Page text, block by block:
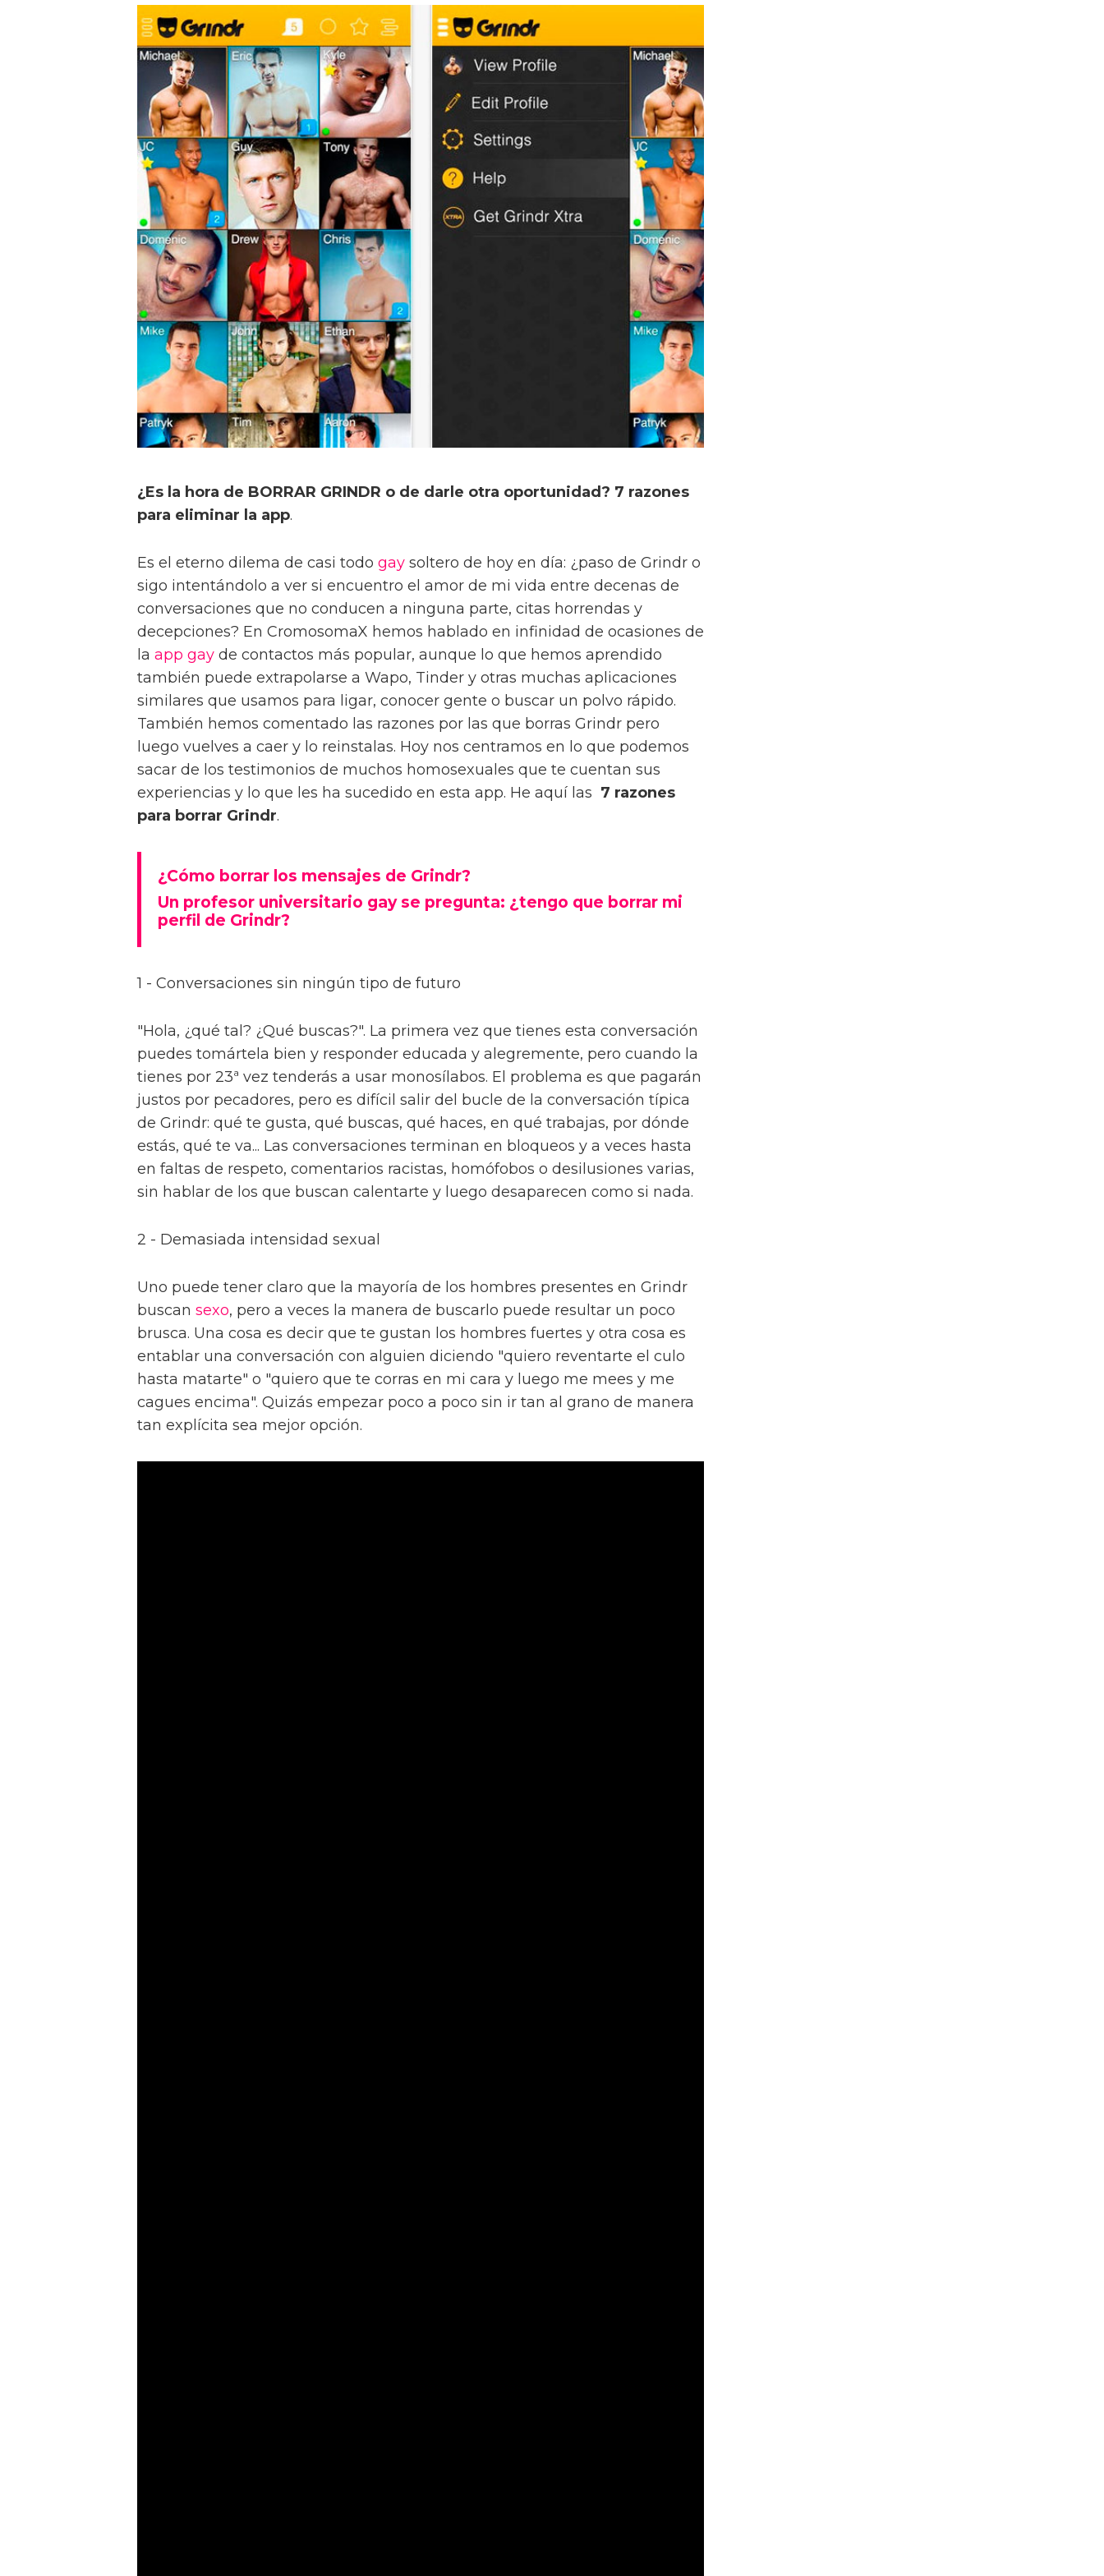
¿Es la hora de BORRAR GRINDR o de darle otra oportunidad? 7 razones
para eliminar la app.
Es el eterno dilema de casi todo gay soltero de hoy en día: ¿paso de Grindr o
sigo intentándolo a ver si encuentro el amor de mi vida entre decenas de
conversaciones que no conducen a ninguna parte, citas horrendas y
decepciones? En CromosomaX hemos hablado en infinidad de ocasiones de
la app gay de contactos más popular, aunque lo que hemos aprendido
también puede extrapolarse a Wapo, Tinder y otras muchas aplicaciones
similares que usamos para ligar, conocer gente o buscar un polvo rápido.
También hemos comentado las razones por las que borras Grindr pero
luego vuelves a caer y lo reinstalas. Hoy nos centramos en lo que podemos
sacar de los testimonios de muchos homosexuales que te cuentan sus
experiencias y lo que les ha sucedido en esta app. He aquí las 7 razones
para borrar Grindr.
¿Cómo borrar los mensajes de Grindr?
Un profesor universitario gay se pregunta: ¿tengo que borrar mi
perfil de Grindr?
1 - Conversaciones sin ningún tipo de futuro
"Hola, ¿qué tal? ¿Qué buscas?". La primera vez que tienes esta conversación
puedes tomártela bien y responder educada y alegremente, pero cuando la
tienes por 23ª vez tenderás a usar monosílabos. El problema es que pagarán
justos por pecadores, pero es difícil salir del bucle de la conversación típica
de Grindr: qué te gusta, qué buscas, qué haces, en qué trabajas, por dónde
estás, qué te va... Las conversaciones terminan en bloqueos y a veces hasta
en faltas de respeto, comentarios racistas, homófobos o desilusiones varias,
sin hablar de los que buscan calentarte y luego desaparecen como si nada.
2 - Demasiada intensidad sexual
Uno puede tener claro que la mayoría de los hombres presentes en Grindr
buscan sexo, pero a veces la manera de buscarlo puede resultar un poco
brusca. Una cosa es decir que te gustan los hombres fuertes y otra cosa es
entablar una conversación con alguien diciendo "quiero reventarte el culo
hasta matarte" o "quiero que te corras en mi cara y luego me mees y me
cagues encima". Quizás empezar poco a poco sin ir tan al grano de manera
tan explícita sea mejor opción.